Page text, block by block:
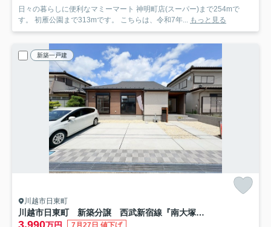
日々の暮らしに便利なマミーマート 神明町店(スーパー)まで254mで
す。 初雁公園まで313mです。 こちらは、令和7年... もっと見る
新築一戸建
川越市日東町
川越市日東町 新築分譲 西武新宿線『南大塚駅』徒歩29分 【大東西小学区】